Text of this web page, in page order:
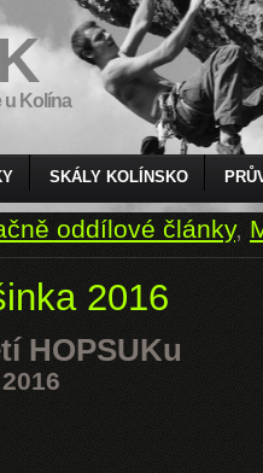
u Kolína
SKÁLY KOLÍNSKO
oddílové články,
2016
HOPSUKu